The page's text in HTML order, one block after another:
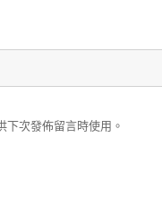
次發佈留言時使用。